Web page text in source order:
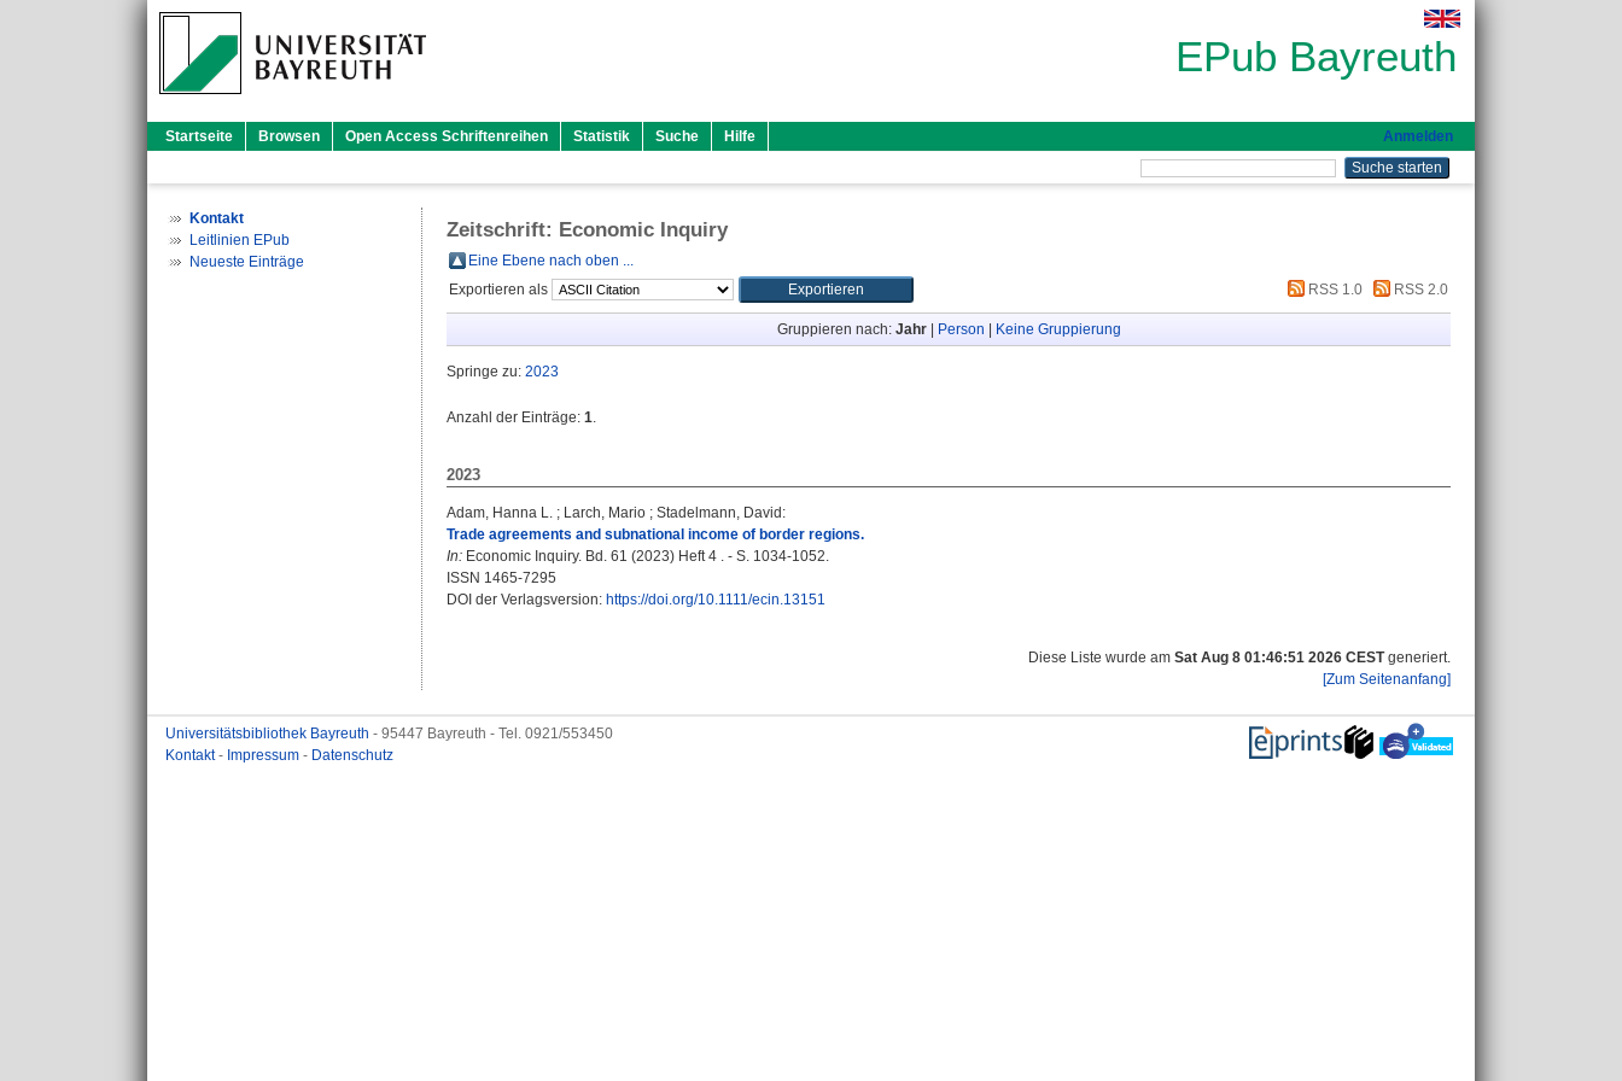
EPub Bayreuth
Startseite Browsen Open Access Schriftenreihen Statistik Suche Hilfe Anmelden
Kontakt
Leitlinien EPub
Neueste Einträge
Zeitschrift: Economic Inquiry
Eine Ebene nach oben ...
Exportieren als
RSS 1.0 RSS 2.0
Gruppieren nach: Jahr| Person Keine Gruppierung
Springe zu: 2023
Anzahl der Einträge: 1.
2023
Adam, Hanna L. ; Larch, Mario ; Stadelmann, David :
Trade agreements and subnational income of border regions.
In: Economic Inquiry. Bd. 61 (2023) Heft 4 . - S. 1034-1052.
ISSN 1465-7295
DOI der Verlagsversion: https://doi.org/10.1111/ecin.13151
Diese Liste wurde am Sat Aug 8 01:46:51 2026 CESTgeneriert.
[Zum Seitenanfang]
Universitätsbibliothek Bayreuth - 95447 Bayreuth - Tel. 0921/553450
Kontakt- Impressum - Datenschutz